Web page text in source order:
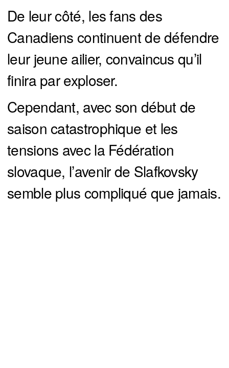
De leur côté, les fans des
Canadiens continuent de défendre
leur jeune ailier, convaincus qu’il
finira par exploser.
Cependant, avec son début de
saison catastrophique et les
tensions avec la Fédération
slovaque, l’avenir de Slafkovsky
semble plus compliqué que jamais.